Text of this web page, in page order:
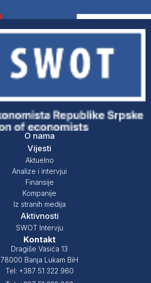
O nama
Vijesti
Aktuelno
Analize i intervjui
Finansije
Kompanije
Iz stranih medija
Aktivnosti
SWOT Intervju
Kontakt
Dragiše Vasića 13
78000 Banja Lukam BiH
Tel: +387 51 322 960